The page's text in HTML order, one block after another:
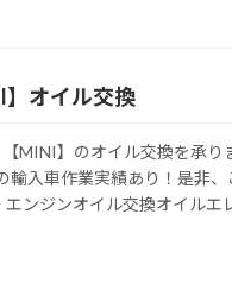
】オイル交換
MINI】のオイル交換を承り
輸入車作業実績あり！是非
エンジンオイル交換オイルエ